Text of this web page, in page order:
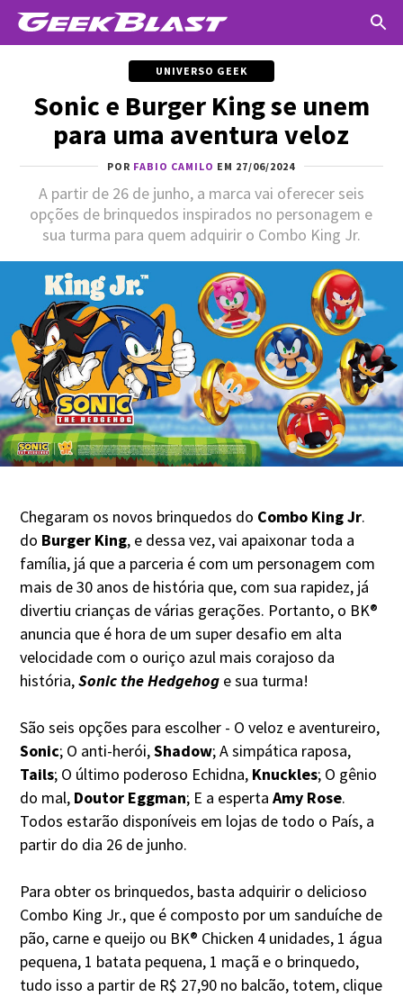
UNIVERSO GEEK
Sonic e Burger King se unem
para uma aventura veloz
POR FABIO CAMILO EM 27/06/2024
A partir de 26 de junho, a marca vai oferecer seis
opções de brinquedos inspirados no personagem e
sua turma para quem adquirir o Combo King Jr.
Chegaram os novos brinquedos do Combo King Jr.
do Burger King, e dessa vez, vai apaixonar toda a
família, já que a parceria é com um personagem com
mais de 30 anos de história que, com sua rapidez, já
divertiu crianças de várias gerações. Portanto, o BK®
anuncia que é hora de um super desafio em alta
velocidade com o ouriço azul mais corajoso da
história,Sonic the Hedgehog e sua turma!
São seis opções para escolher - O veloz e aventureiro,
Sonic; O anti-herói,Shadow; A simpática raposa,
Tails; O último poderoso Echidna, Knuckles; O gênio
do mal, Doutor Eggman; E a espertaAmy Rose.
Todos estarão disponíveis em lojas de todo o País, a
partir do dia 26 de junho.
Para obter os brinquedos, basta adquirir o delicioso
Combo King Jr., que é composto por um sanduíche de
pão, carne e queijo ou BK® Chicken 4 unidades, 1 água
pequena, 1 batata pequena, 1 maçã e o brinquedo,
tudo isso a partir de R$ 27,90 no balcão, totem, clique